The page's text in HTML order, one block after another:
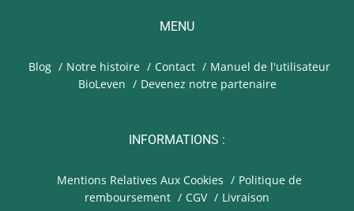
MENU
Blog Notre histoire Contact
Manuel de l'utilisateur
BioLeven
Devenez notre partenaire
INFORMATIONS :
Mentions Relatives Aux Cookies
Politique de
remboursement
CGV Livraison